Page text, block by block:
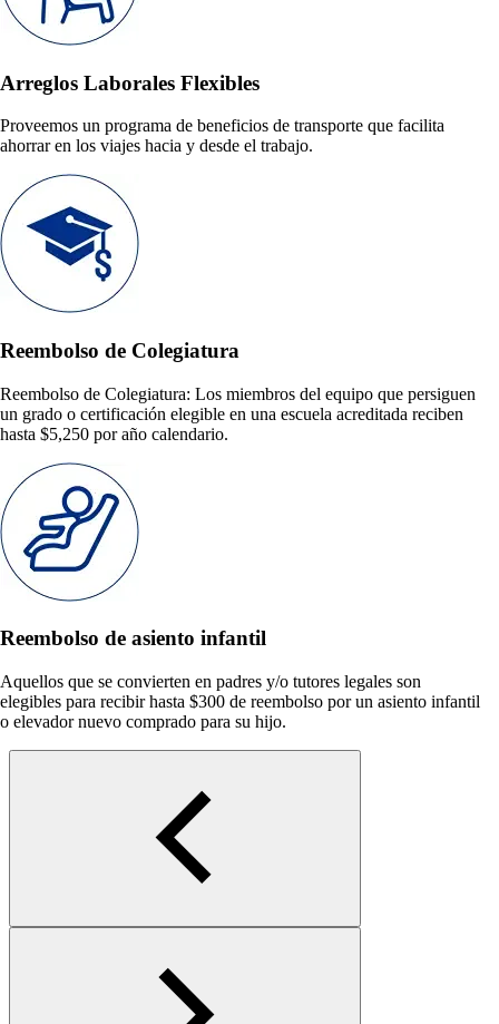
Arreglos Laborales Flexibles
Proveemos un programa de beneficios de transporte que facilita
ahorrar en los viajes hacia y desde el trabajo.
Reembolso de Colegiatura
Reembolso de Colegiatura: Los miembros del equipo que persiguen
un grado o certificación elegible en una escuela acreditada reciben
hasta $5,250 por año calendario.
Reembolso de asiento infantil
Aquellos que se convierten en padres y/o tutores legales son
elegibles para recibir hasta $300 de reembolso por un asiento infantil
o elevador nuevo comprado para su hijo.